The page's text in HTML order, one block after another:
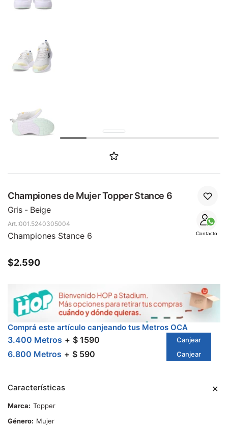
Championes de Mujer Topper Stance 6
Gris - Beige
Contacto
001.5240305004
Championes Stance 6
$2.590
Comprá este artículo canjeando tus Metros OCA
3.400 Metros $ 1590 Canjear
6.800 Metros $ 590 Canjear
Características
Marca
Topper
Género
Mujer